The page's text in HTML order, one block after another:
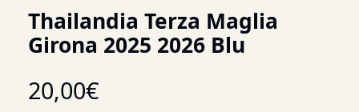
Thailandia Terza Maglia
Girona 2025 2026 Blu
20,00€